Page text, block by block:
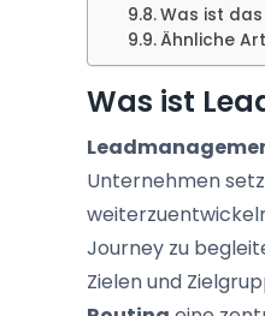
Was ist
Ähnliche
Was ist
Unternehmen
Journey zu
Zielen und